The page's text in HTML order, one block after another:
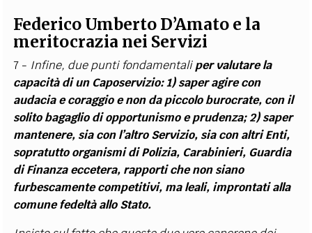
Federico Umberto D’Amato e la
meritocrazia nei Servizi
7 - Infine, due punti fondamentaliper valutare la
capacità di un Caposervizio: 1) saper agire con
audacia e coraggio e non da piccolo burocrate, con il
solito bagaglio di opportunismo e prudenza; 2) saper
mantenere, sia con l’altro Servizio, sia con altri Enti,
sopratutto organismi di Polizia, Carabinieri, Guardia
di Finanza eccetera, rapporti che non siano
furbescamente competitivi, ma leali, improntati alla
comune fedeltà allo Stato.